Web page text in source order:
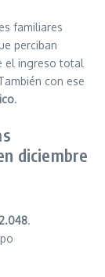
familiares
perciban
el ingreso total
con ese
.
diciembre
.